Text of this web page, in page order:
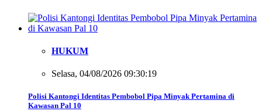
HUKUM
Selasa, 04/08/2026 09:30:19
Polisi Kantongi Identitas Pembobol Pipa Minyak Pertamina di
Kawasan Pal 10